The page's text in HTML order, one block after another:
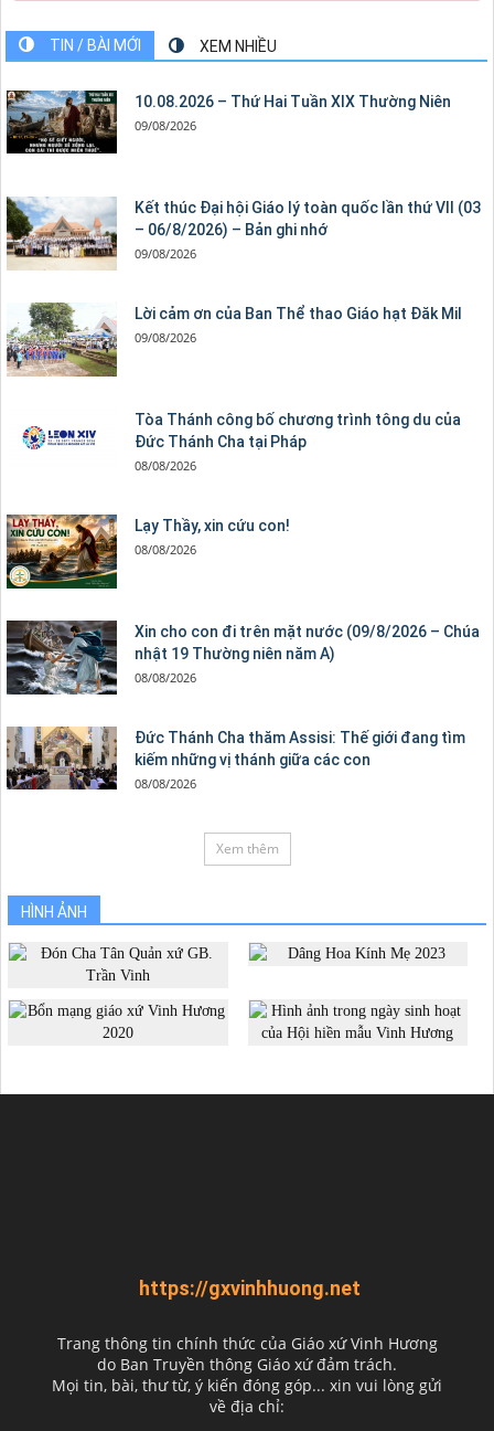
TIN / BÀI MỚI XEM NHIỀU
10.08.2026 – Thứ Hai Tuần XIX Thường Niên
09/08/2026
Kết thúc Đại hội Giáo lý toàn quốc lần thứ VII (03
– 06/8/2026) – Bản ghi nhớ
09/08/2026
Lời cảm ơn của Ban Thể thao Giáo hạt Đăk Mil
09/08/2026
Tòa Thánh công bố chương trình tông du của
Đức Thánh Cha tại Pháp
08/08/2026
Lạy Thầy, xin cứu con!
08/08/2026
Xin cho con đi trên mặt nước (09/8/2026 – Chúa
nhật 19 Thường niên năm A)
08/08/2026
Đức Thánh Cha thăm Assisi: Thế giới đang tìm
kiếm những vị thánh giữa các con
08/08/2026
Xem thêm
HÌNH ẢNH
https://gxvinhhuong.net
Trang thông tin chính thức của Giáo xứ Vinh Hương
do Ban Truyền thông Giáo xứ đảm trách.
Mọi tin, bài, thư từ, ý kiến đóng góp... xin vui lòng gửi
về địa chỉ: